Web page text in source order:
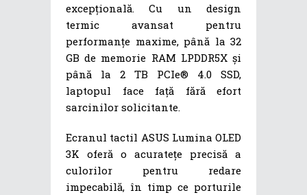
excepțională. Cu un design
termic avansat pentru
performanțe maxime, până la 32
GB de memorie RAM LPDDR5X și
până la 2 TB PCIe® 4.0 SSD,
laptopul face față fără efort
sarcinilor solicitante.
Ecranul tactil ASUS Lumina OLED
3K oferă o acuratețe precisă a
culorilor pentru redare
impecabilă, în timp ce porturile